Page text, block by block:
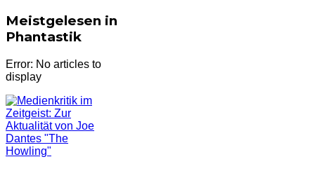
Meistgelesen in
Phantastik
Error: No articles to
display